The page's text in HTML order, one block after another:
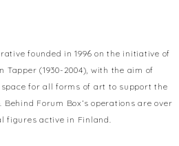
founded in 1996 on the initiative of
(1930-2004), with the aim of
for all forms of art to support the
Forum Box’s operations are over
figures active in Finland.